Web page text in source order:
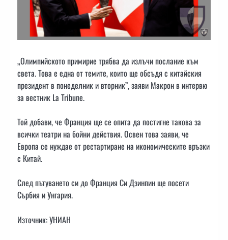
„Олимпийското примирие трябва да излъчи послание към
света. Това е една от темите, които ще обсъдя с китайския
президент в понеделник и вторник”, заяви Макрон в интервю
за вестник La Tribune.
Той добави, че Франция ще се опита да постигне такова за
всички театри на бойни действия. Освен това заяви, че
Европа се нуждае от рестартиране на икономическите връзки
с Китай.
След пътуването си до Франция Си Дзинпин ще посети
Сърбия и Унгария.
Източник: УНИАН